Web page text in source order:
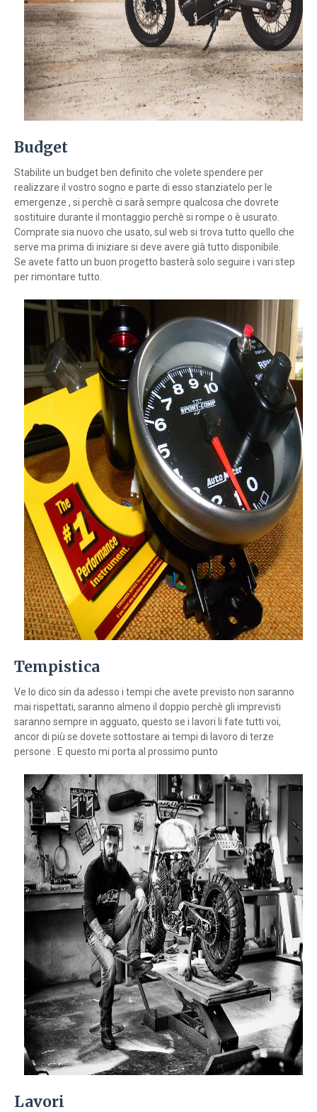
Budget
Stabilite un budget ben definito che volete spendere per
realizzare il vostro sogno e parte di esso stanziatelo per le
emergenze , si perchè ci sarà sempre qualcosa che dovrete
sostituire durante il montaggio perchè si rompe o è usurato.
Comprate sia nuovo che usato, sul web si trova tutto quello che
serve ma prima di iniziare si deve avere già tutto disponibile.
Se avete fatto un buon progetto basterà solo seguire i vari step
per rimontare tutto.
Tempistica
Ve lo dico sin da adesso i tempi che avete previsto non saranno
mai rispettati, saranno almeno il doppio perchè gli imprevisti
saranno sempre in agguato, questo se i lavori li fate tutti voi,
ancor di più se dovete sottostare ai tempi di lavoro di terze
persone . E questo mi porta al prossimo punto
Lavori